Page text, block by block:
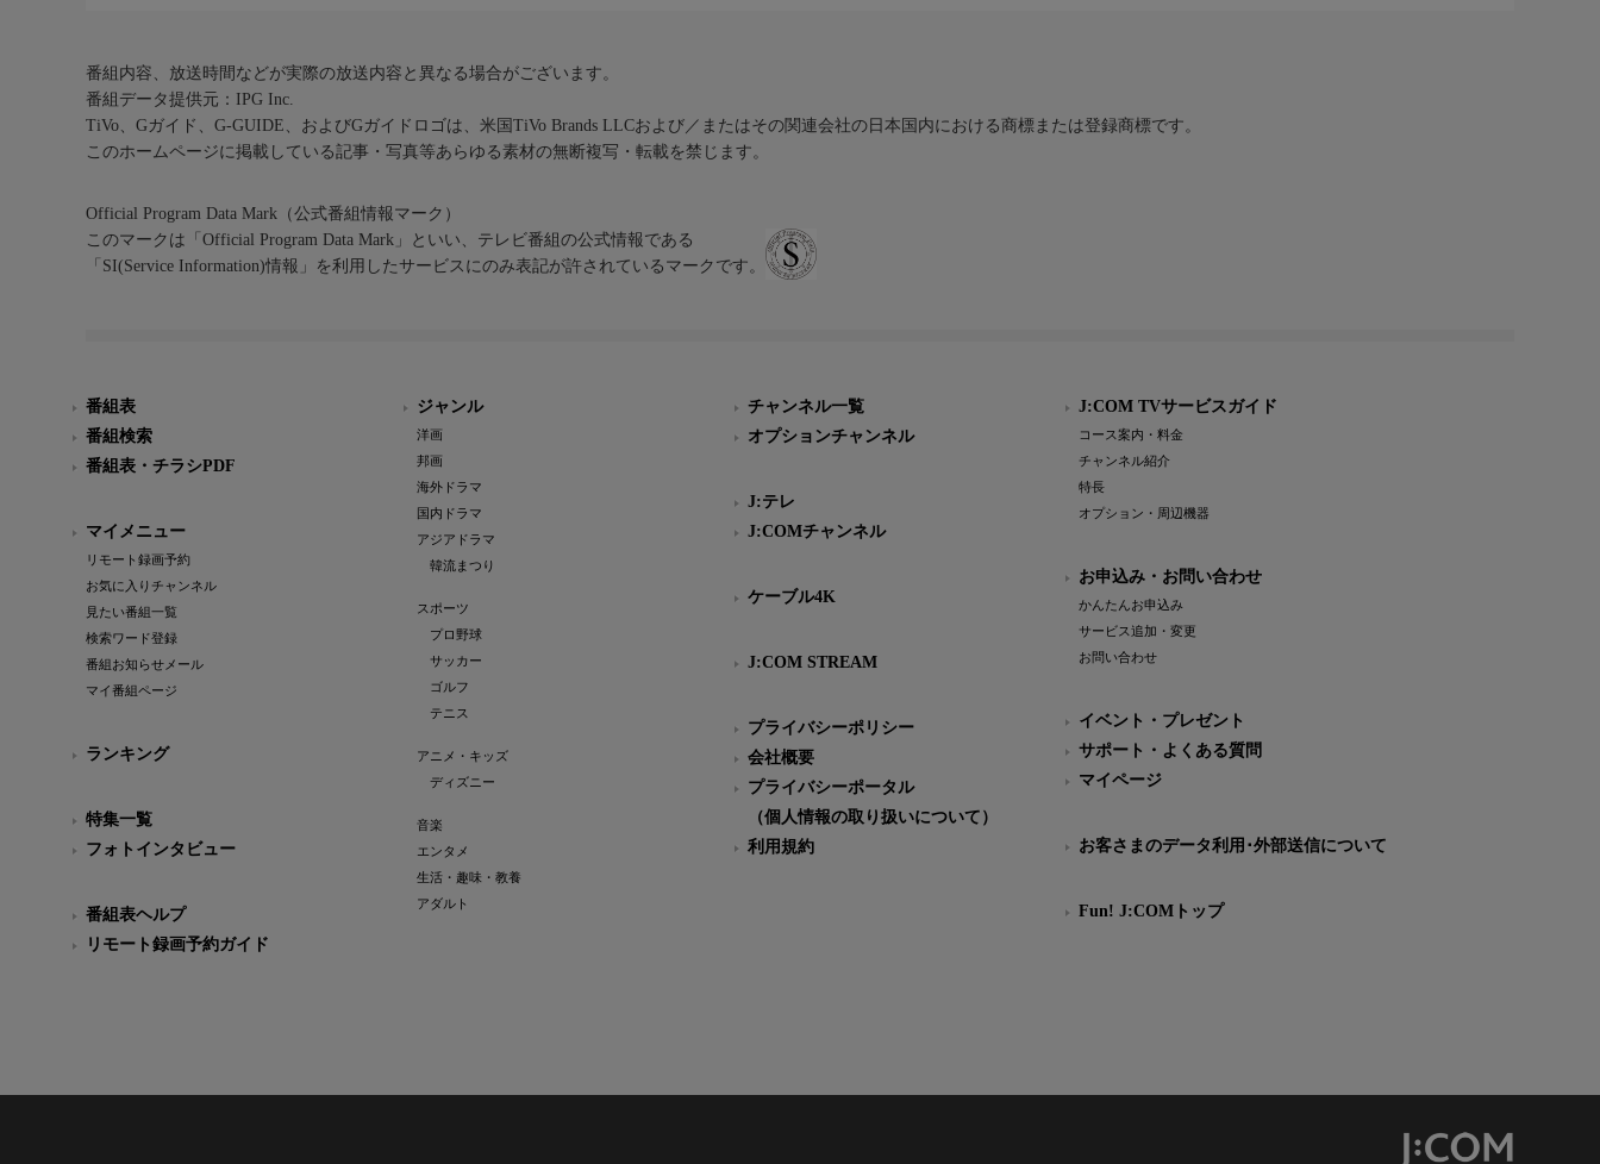
番組内容、放送時間などが実際の放送内容と異なる場合がございます。
番組データ提供元：IPG Inc.
TiVo、Gガイド、G-GUIDE、およびGガイドロゴは、米国TiVo Brands LLCおよび／またはその関連会社の日本国内における商標または登録商標です。
このホームページに掲載している記事・写真等あらゆる素材の無断複写・転載を禁じます。
Official Program Data Mark（公式番組情報マーク）
このマークは「Official Program Data Mark」といい、テレビ番組の公式情報である
「SI(Service Information)情報」を利用したサービスにのみ表記が許されているマークです。
番組表
番組検索
番組表・チラシPDF
マイメニュー
リモート録画予約
お気に入りチャンネル
見たい番組一覧
検索ワード登録
番組お知らせメール
マイ番組ページ
ランキング
特集一覧
フォトインタビュー
番組表ヘルプ
リモート録画予約ガイド
ジャンル
洋画
邦画
海外ドラマ
国内ドラマ
アジアドラマ
韓流まつり
スポーツ
プロ野球
サッカー
ゴルフ
テニス
アニメ・キッズ
ディズニー
音楽
エンタメ
生活・趣味・教養
アダルト
チャンネル一覧
オプションチャンネル
J:テレ
J:COMチャンネル
ケーブル4K
J:COM STREAM
プライバシーポリシー
会社概要
プライバシーポータル
（個人情報の取り扱いについて）
利用規約
J:COM TVサービスガイド
コース案内・料金
チャンネル紹介
特長
オプション・周辺機器
お申込み・お問い合わせ
かんたんお申込み
サービス追加・変更
お問い合わせ
イベント・プレゼント
サポート・よくある質問
マイページ
お客さまのデータ利用･外部送信について
Fun! J:COMトップ